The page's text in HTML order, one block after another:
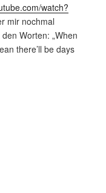
watch?
mir nochmal
Worten: „When
there’ll be days